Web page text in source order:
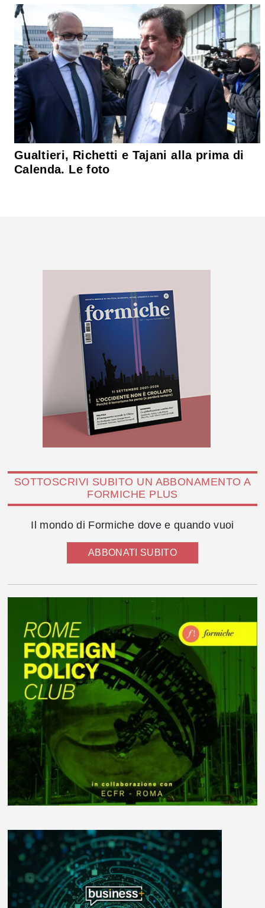
Gualtieri, Richetti e Tajani alla prima di
Calenda. Le foto
SOTTOSCRIVI SUBITO UN ABBONAMENTO A
FORMICHE PLUS
Il mondo di Formiche dove e quando vuoi
ABBONATI SUBITO